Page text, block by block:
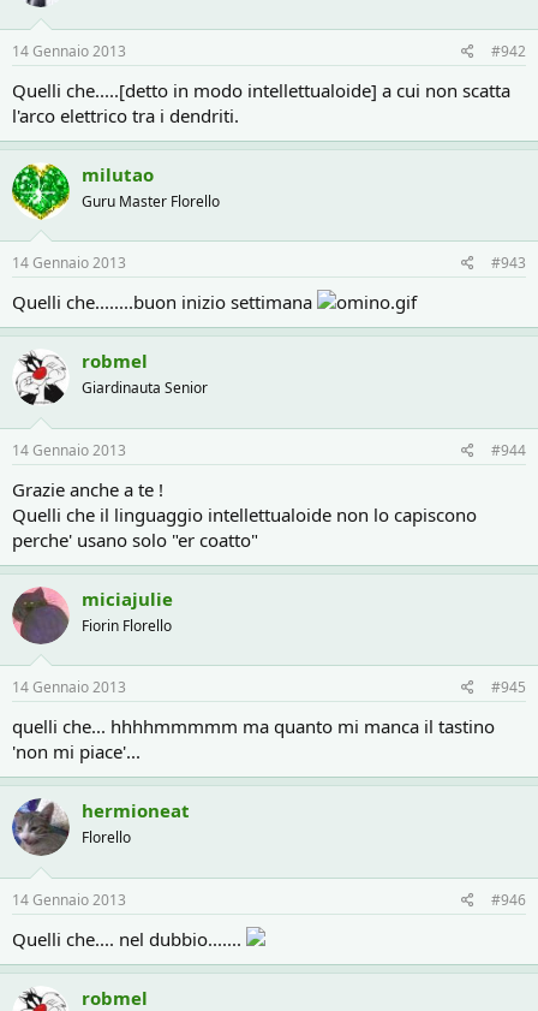
14 Gennaio 2013 #942
Quelli che.....[detto in modo intellettualoide] a cui non scatta
l'arco elettrico tra i dendriti.
milutao
Guru Master Florello
14 Gennaio 2013 #943
Quelli che........buon inizio settimana
robmel
Giardinauta Senior
14 Gennaio 2013 #944
Grazie anche a te !
Quelli che il linguaggio intellettualoide non lo capiscono
perche' usano solo "er coatto"
miciajulie
Fiorin Florello
14 Gennaio 2013 #945
quelli che... hhhhmmmmm ma quanto mi manca il tastino
'non mi piace'...
hermioneat
Florello
14 Gennaio 2013 #946
Quelli che.... nel dubbio.......
robmel